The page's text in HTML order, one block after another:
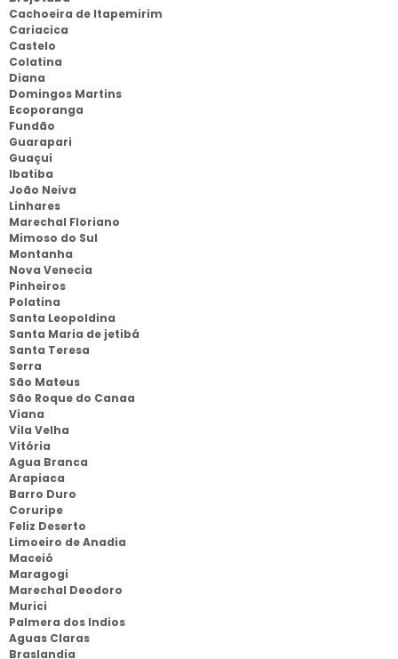
Cachoeira de Itapemirim
Cariacica
Castelo
Colatina
Diana
Domingos Martins
Ecoporanga
Fundão
Guarapari
Guaçui
Ibatiba
João Neiva
Linhares
Marechal Floriano
Mimoso do Sul
Montanha
Nova Venecia
Pinheiros
Polatina
Santa Leopoldina
Santa Maria de jetibá
Santa Teresa
Serra
São Mateus
São Roque do Canaa
Viana
Vila Velha
Vitória
Agua Branca
Arapiaca
Barro Duro
Coruripe
Feliz Deserto
Limoeiro de Anadia
Maceió
Maragogi
Marechal Deodoro
Murici
Palmera dos Indios
Aguas Claras
Braslandia